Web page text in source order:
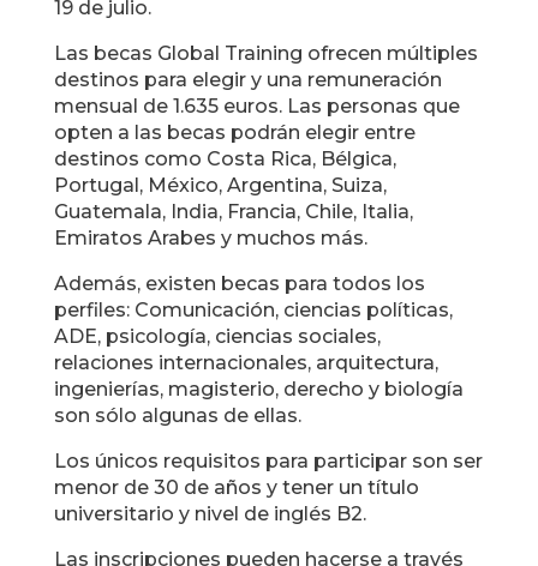
19 de julio.
Las becas Global Training ofrecen múltiples
destinos para elegir y una remuneración
mensual de 1.635 euros. Las personas que
opten a las becas podrán elegir entre
destinos como Costa Rica, Bélgica,
Portugal, México, Argentina, Suiza,
Guatemala, India, Francia, Chile, Italia,
Emiratos Arabes y muchos más.
Además, existen becas para todos los
perfiles: Comunicación, ciencias políticas,
ADE, psicología, ciencias sociales,
relaciones internacionales, arquitectura,
ingenierías, magisterio, derecho y biología
son sólo algunas de ellas.
Los únicos requisitos para participar son ser
menor de 30 de años y tener un título
universitario y nivel de inglés B2.
Las inscripciones pueden hacerse a través